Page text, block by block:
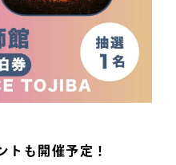
トも開催予定！